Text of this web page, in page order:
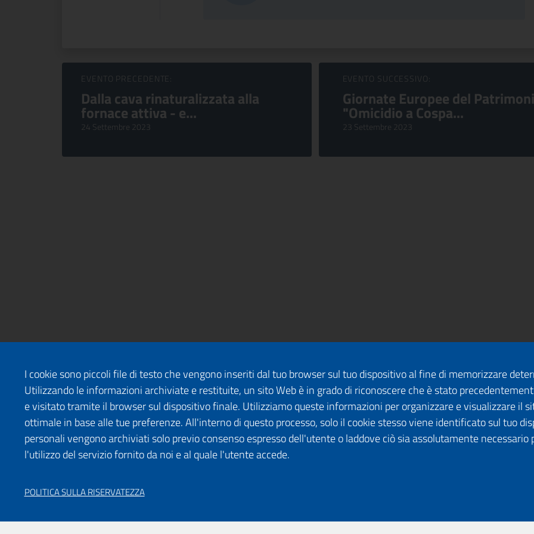
Sfoglia Eventi
EVENTO PRECEDENTE:
Dalla cava rinaturalizzata alla
fornace attiva - e...
24 Settembre 2023
EVENTO SUCCESSIVO:
Giornate Europee del
"Omicidio a Cospa...
23 Settembre 2023
I cookie sono piccoli file di testo che vengono inseriti dal tuo browser sul tuo dispositivo al fine di memorizzare
Utilizzando le informazioni archiviate e restituite, un sito Web è in grado di riconoscere che è stato
e visitato tramite il browser sul dispositivo finale. Utilizziamo queste informazioni per organizzare e visualizzare il
ottimale in base alle tue preferenze. All'interno di questo processo, solo il cookie stesso viene identificato sul tuo
personali vengono archiviati solo previo consenso espresso dell'utente o laddove ciò sia assolutamente necessario
l'utilizzo del servizio fornito da noi e al quale l'utente accede.
POLITICA SULLA RISERVATEZZA